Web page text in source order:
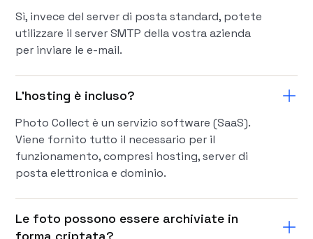
Sì, invece del server di posta standard, potete
utilizzare il server SMTP della vostra azienda
per inviare le e-mail.
L'hosting è incluso?
Photo Collect è un servizio software (SaaS).
Viene fornito tutto il necessario per il
funzionamento, compresi hosting, server di
posta elettronica e dominio.
Le foto possono essere archiviate in